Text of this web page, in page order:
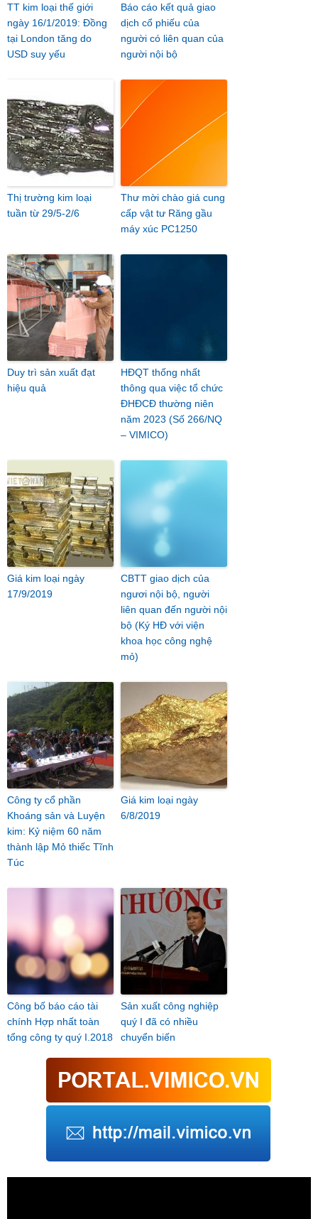
TT kim loại thế giới
ngày 16/1/2019: Đồng
tại London tăng do
USD suy yếu
Báo cáo kết quả giao
dịch cổ phiếu của
người có liên quan của
người nội bộ
Thị trường kim loại
tuần từ 29/5-2/6
Thư mời chào giá cung
cấp vật tư Răng gầu
máy xúc PC1250
Duy trì sản xuất đạt
hiệu quả
HĐQT thống nhất
thông qua việc tổ chức
ĐHĐCĐ thường niên
năm 2023 (Số 266/NQ
– VIMICO)
Giá kim loại ngày
17/9/2019
CBTT giao dịch của
ngươi nội bộ, người
liên quan đến người nội
bộ (Ký HĐ với viện
khoa học công nghệ
mỏ)
Công ty cổ phần
Khoáng sản và Luyện
kim: Kỷ niệm 60 năm
thành lập Mỏ thiếc Tĩnh
Túc
Giá kim loại ngày
6/8/2019
Công bố báo cáo tài
chính Hợp nhất toàn
tổng công ty quý I.2018
Sản xuất công nghiệp
quý I đã có nhiều
chuyển biến